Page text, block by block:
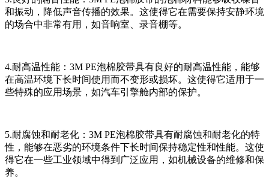
和振动，降低声音传播的效果。这使得它在需要保持安静环境
的场合中非常有用，如音响室、录音棚等。
4.耐高温性能：3M PE泡棉胶带具有良好的耐高温性能，能够
在高温环境下长时间使用而不变形或损坏。这使得它适用于一
些特殊的应用场景，如汽车引擎舱内部的保护。
5.耐腐蚀和耐老化：3M PE泡棉胶带具有耐腐蚀和耐老化的特
性，能够在恶劣的环境条件下长时间保持稳定性和性能。这使
得它在一些工业领域中得到广泛应用，如机械设备的维修和保
养。